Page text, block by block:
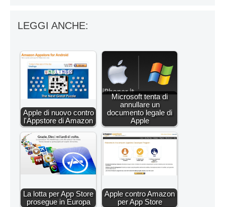
LEGGI ANCHE:
Apple di nuovo contro
l'Appstore di Amazon
Microsoft tenta di
annullare un
documento legale di
Apple
La lotta per App Store
prosegue in Europa
Apple contro Amazon
per App Store